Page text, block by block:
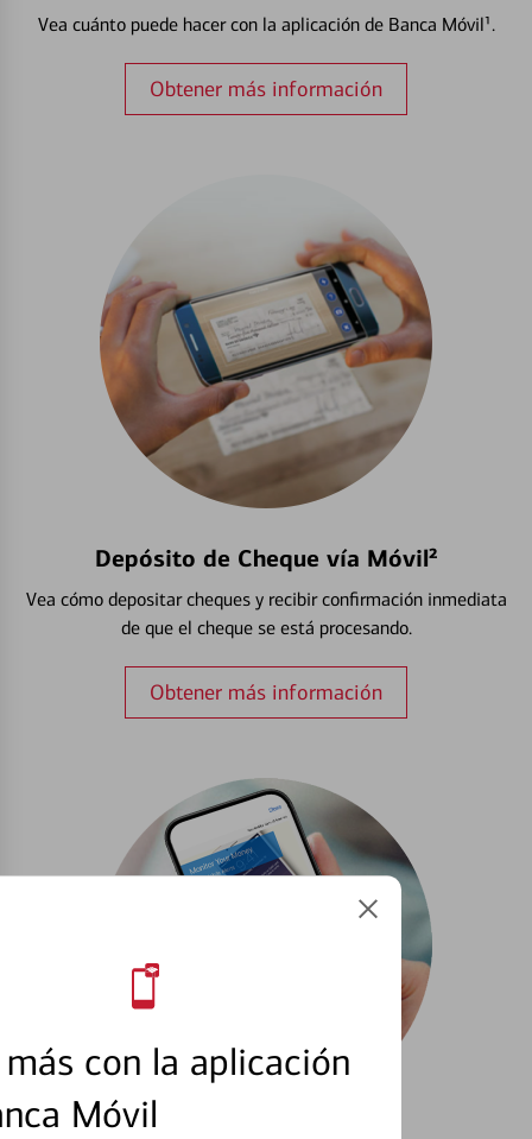
con la aplicación
Móvil
Vea cuánto puede hacer con la aplicación de Banca Móvil¹.
Obtener más información
Depósito de Cheque vía Móvil²
Vea cómo depositar cheques y recibir confirmación inmediata
de que el cheque se está procesando.
Obtener más información